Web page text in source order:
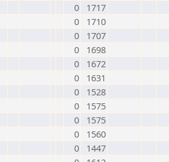
0
1717
0
1710
0
1707
0
1698
0
1672
0
1631
0
1528
0
1575
0
1575
0
1560
0
1447